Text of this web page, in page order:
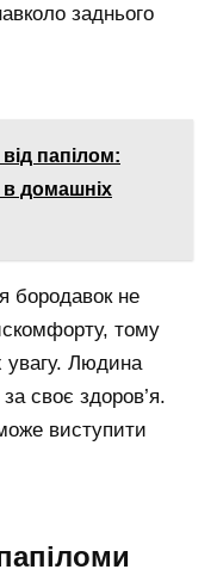
заднього
папілом:
в домашніх
бородавок не
тому
увагу. Людина
своє здоров’я.
виступити